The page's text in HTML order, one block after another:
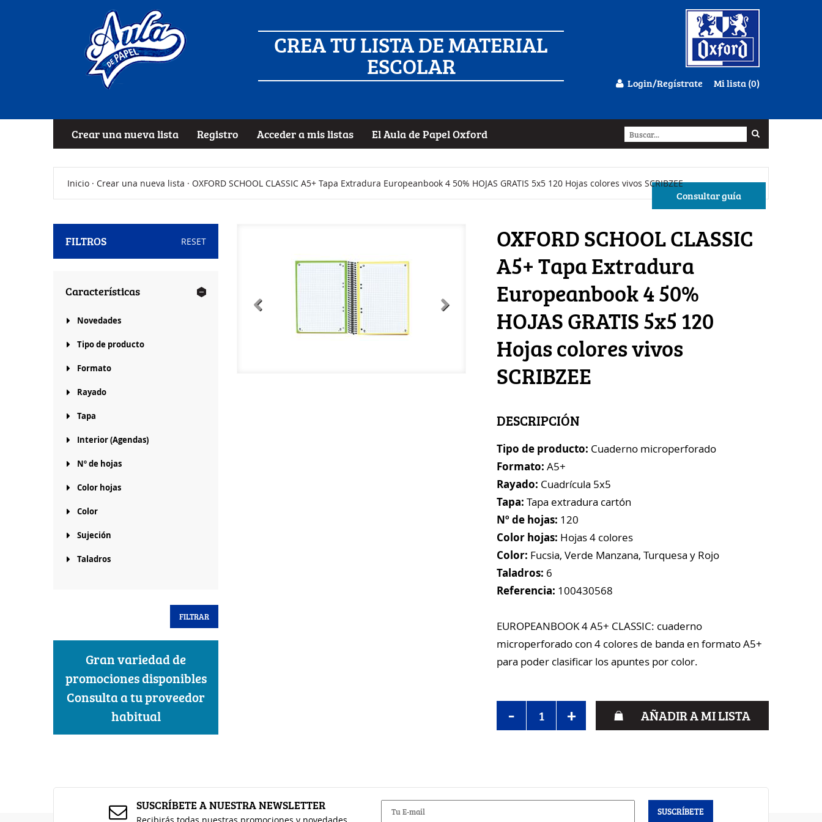
CREA TU LISTA DE MATERIAL
ESCOLAR
Login/Regístrate Mi lista (0)
Crear una nueva lista Registro Acceder a mis listas El Aula de Papel Oxford
Inicio · Crear una nueva lista · OXFORD SCHOOL CLASSIC A5+ Tapa Extradura Europeanbook 4 50% HOJAS GRATIS 5x5 120 Hojas colores vivos SCRIBZEE
Consultar guía
FILTROS RESET
Características
Novedades
Tipo de producto
Formato
Rayado
Tapa
Interior (Agendas)
Nº de hojas
Color hojas
Color
Sujeción
Taladros
FILTRAR
Gran variedad de
promociones disponibles
Consulta a tu proveedor
habitual
OXFORD SCHOOL CLASSIC
A5+ Tapa Extradura
Europeanbook 4 50%
HOJAS GRATIS 5x5 120
Hojas colores vivos
SCRIBZEE
DESCRIPCIÓN
Tipo de producto: Cuaderno microperforado
Formato: A5+
Rayado: Cuadrícula 5x5
Tapa: Tapa extradura cartón
Nº de hojas: 120
Color hojas: Hojas 4 colores
Color: Fucsia, Verde Manzana, Turquesa y Rojo
Taladros: 6
Referencia: 100430568
EUROPEANBOOK 4 A5+ CLASSIC: cuaderno
microperforado con 4 colores de banda en formato A5+
para poder clasificar los apuntes por color.
- + AÑADIR A MI LISTA
SUSCRÍBETE A NUESTRA NEWSLETTER SUSCRÍBETE